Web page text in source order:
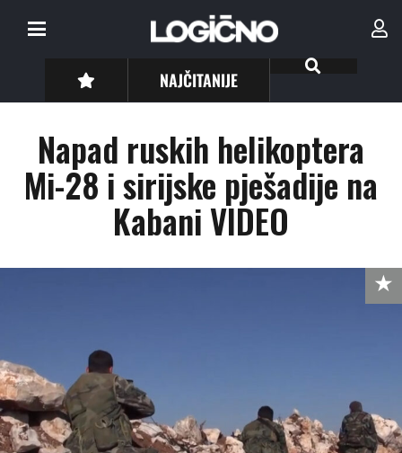
NAJČITANIJE
Napad ruskih helikoptera
Mi-28 i sirijske pješadije na
Kabani VIDEO